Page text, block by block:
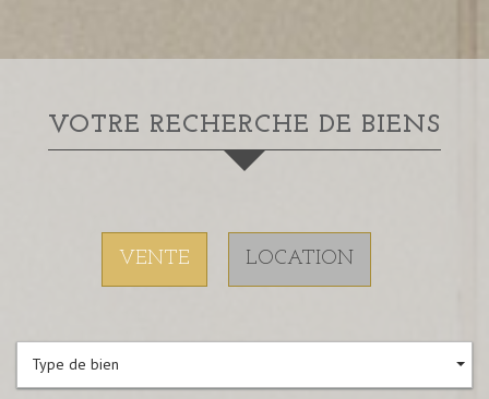
VOTRE RECHERCHE DE BIENS
VENTE LOCATION
Type de bien